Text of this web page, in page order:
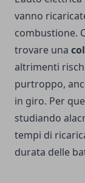
vanno
combustione.
trovare una
altrimenti
purtroppo,
in giro. Per
studiando
tempi di
durata delle